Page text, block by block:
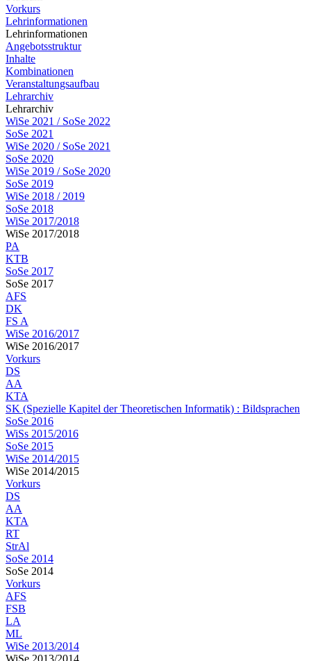
Vorkurs
Lehrinformationen
Lehrinformationen
Angebotsstruktur
Inhalte
Kombinationen
Veranstaltungsaufbau
Lehrarchiv
Lehrarchiv
WiSe 2021 / SoSe 2022
SoSe 2021
WiSe 2020 / SoSe 2021
SoSe 2020
WiSe 2019 / SoSe 2020
SoSe 2019
WiSe 2018 / 2019
SoSe 2018
WiSe 2017/2018
WiSe 2017/2018
PA
KTB
SoSe 2017
SoSe 2017
AFS
DK
FS A
WiSe 2016/2017
WiSe 2016/2017
Vorkurs
DS
AA
KTA
SK (Spezielle Kapitel der Theoretischen Informatik) : Bildsprachen
SoSe 2016
WiSs 2015/2016
SoSe 2015
WiSe 2014/2015
WiSe 2014/2015
Vorkurs
DS
AA
KTA
RT
StrAl
SoSe 2014
SoSe 2014
Vorkurs
AFS
FSB
LA
ML
WiSe 2013/2014
WiSe 2013/2014